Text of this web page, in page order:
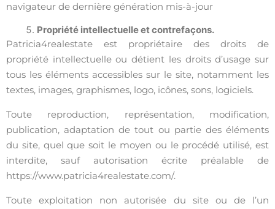
navigateur de dernière génération mis-à-jour
Propriété intellectuelle et contrefaçons.
Patricia4realestate est propriétaire des droits de
propriété intellectuelle ou détient les droits d’usage sur
tous les éléments accessibles sur le site, notamment les
textes, images, graphismes, logo, icônes, sons, logiciels.
Toute reproduction, représentation, modification,
publication, adaptation de tout ou partie des éléments
du site, quel que soit le moyen ou le procédé utilisé, est
interdite, sauf autorisation écrite préalable de
https://www.patricia4realestate.com/.
Toute exploitation non autorisée du site ou de l’un